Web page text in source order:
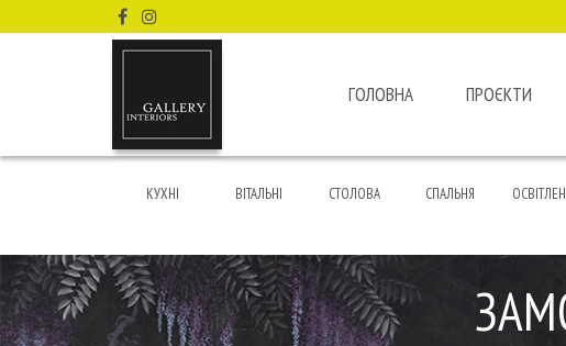
ГОЛОВНА ПРОЄКТИ
КУХНІ ВІТАЛЬНІ СТОЛОВА СПАЛЬНЯ